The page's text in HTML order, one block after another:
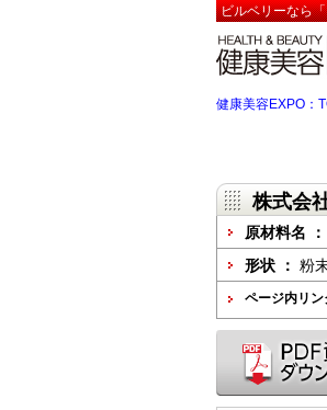
ビルベリーなら
健康美容EXPO：
株式会
原材料名 ：
形状 ： 粉
ページ内リン